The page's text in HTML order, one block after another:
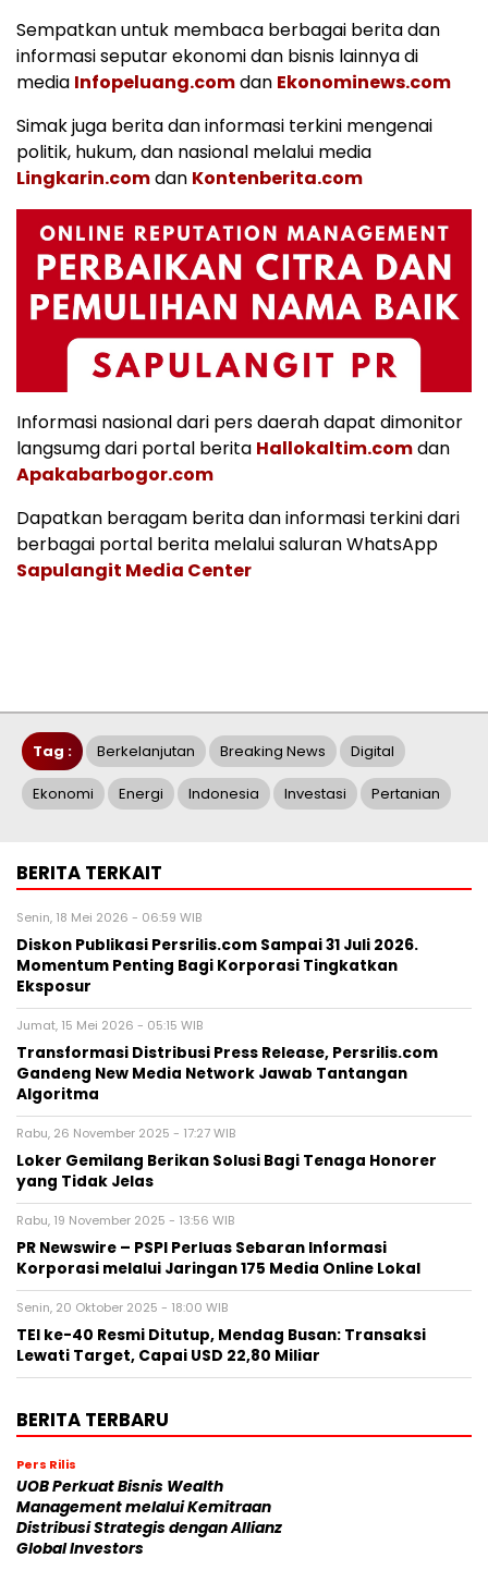
Sempatkan untuk membaca berbagai berita dan
informasi seputar ekonomi dan bisnis lainnya di
media Infopeluang.comdan Ekonominews.com
Simak juga berita dan informasi terkini mengenai
politik, hukum, dan nasional melalui media
Lingkarin.comdan Kontenberita.com
Informasi nasional dari pers daerah dapat dimonitor
langsumg dari portal berita Hallokaltim.comdan
Apakabarbogor.com
Dapatkan beragam berita dan informasi terkini dari
berbagai portal berita melalui saluran WhatsApp
Sapulangit Media Center
Tag : Berkelanjutan Breaking News Digital
Ekonomi Energi Indonesia Investasi Pertanian
BERITA TERKAIT
Senin, 18 Mei 2026 - 06:59 WIB
Diskon Publikasi Persrilis.com Sampai 31 Juli 2026.
Momentum Penting Bagi Korporasi Tingkatkan
Eksposur
Jumat, 15 Mei 2026 - 05:15 WIB
Transformasi Distribusi Press Release, Persrilis.com
Gandeng New Media Network Jawab Tantangan
Algoritma
Rabu, 26 November 2025 - 17:27 WIB
Loker Gemilang Berikan Solusi Bagi Tenaga Honorer
yang Tidak Jelas
Rabu, 19 November 2025 - 13:56 WIB
PR Newswire – PSPI Perluas Sebaran Informasi
Korporasi melalui Jaringan 175 Media Online Lokal
Senin, 20 Oktober 2025 - 18:00 WIB
TEI ke-40 Resmi Ditutup, Mendag Busan: Transaksi
Lewati Target, Capai USD 22,80 Miliar
BERITA TERBARU
Pers Rilis
UOB Perkuat Bisnis Wealth
Management melalui Kemitraan
Distribusi Strategis dengan Allianz
Global Investors